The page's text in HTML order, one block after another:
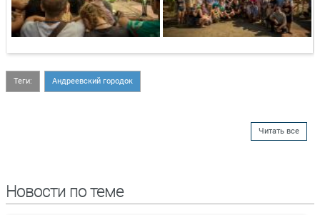
Теги: Андреевский городок
Читать все
Новости по теме